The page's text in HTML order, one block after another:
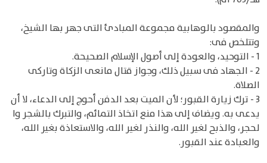
والمقصود بالوهابية مجموعة المبادئ التى جهر بها الشيخ،
وتتلخص فى:
1 - التوحيد، والعودة إلى أصول الإسلام الصحيحة.
2 - الجهاد فى سبيل ذلك، وجواز قتال مانعى الزكاة وتاركى
الصلاة.
3 - ترك زيارة القبور؛ لأن الميت بعد الدفن أحوج إلى الدعاء، لا أن
يدعى به. ويضاف إلى هذا منع اتخاذ التمائم، والتبرك بالشجر وا
لحجر، والذبح لغير الله، والنذر لغير الله، والاستعاذة بغير الله،
والعبادة عند القبور.